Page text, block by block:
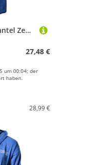
ARENA Kinder Bademantel Zeppelin Light Kids, Royal, 98, 003223
27,48 €
um 00:04; der
haben.
28,99 €